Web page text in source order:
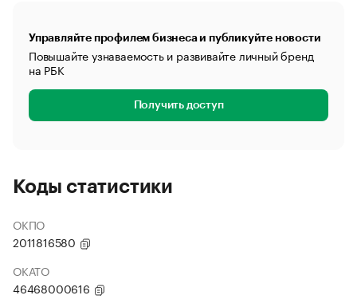
Управляйте профилем бизнеса и публикуйте новости
Повышайте узнаваемость и развивайте личный бренд
на РБК
Получить доступ
Коды статистики
ОКПО
2011816580
ОКАТО
46468000616